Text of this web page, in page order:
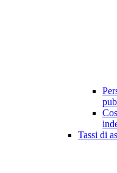
Tassi di